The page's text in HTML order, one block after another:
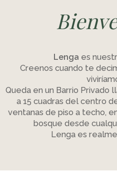
Lenga es
Creenos cuando te
Queda en un Barrio Privado
a 15 cuadras del centro
ventanas de piso a techo,
bosque desde
Lenga es